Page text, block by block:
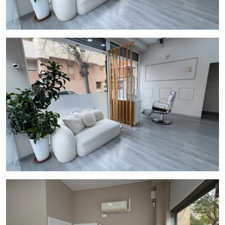
caracterizada por:
Alta densidad residencial
Comercio de barrio consolidado
Tránsito constante de vecinos
Cercanía al eje comercial de Carrer de Sants
Actividad comercial durante toda la semana
Se trata de un entorno con fuerte identidad de barrio y
consumo local estable, lo que favorece negocios de servicios
personales como peluquería y estética.
Transporte público cercano
MetroEstación de Badal
Varias líneas de autobús urbano
Buena conexión con el resto de Barcelona